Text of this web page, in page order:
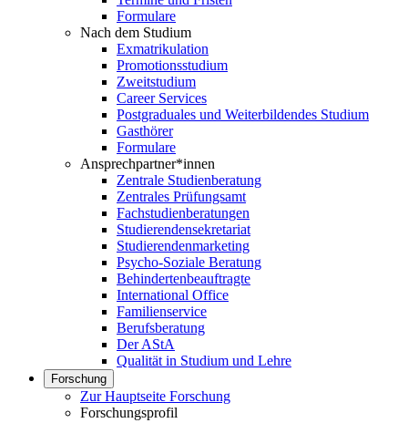
Formulare
Nach dem Studium
Exmatrikulation
Promotionsstudium
Zweitstudium
Career Services
Postgraduales und Weiterbildendes Studium
Gasthörer
Formulare
Ansprechpartner*innen
Zentrale Studienberatung
Zentrales Prüfungsamt
Fachstudienberatungen
Studierendensekretariat
Studierendenmarketing
Psycho-Soziale Beratung
Behindertenbeauftragte
International Office
Familienservice
Berufsberatung
Der AStA
Qualität in Studium und Lehre
Forschung
Zur Hauptseite Forschung
Forschungsprofil